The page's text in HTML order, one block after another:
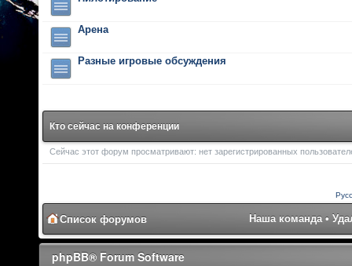
Арена
Разные игровые обсуждения
Кто сейчас на конференции
Сейчас этот форум просматривают: нет зарегистрированных
Список форумов Наша команда •
phpBB® Forum Software